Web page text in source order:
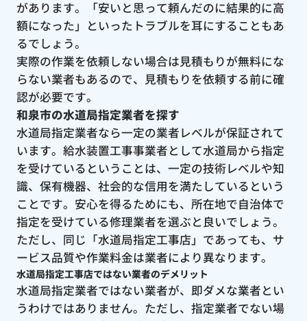
があります。「安いと思って頼んだのに結果的に高
額になった」といったトラブルを耳にすることもあ
るでしょう。
実際の作業を依頼しない場合は見積もりが無料にな
らない業者もあるので、見積もりを依頼する前に確
認が必要です。
和泉市の水道局指定業者を探す
水道局指定業者なら一定の業者レベルが保証されて
います。給水装置工事事業者として水道局から指定
を受けているということは、一定の技術レベルや知
識、保有機器、社会的な信用を満たしているという
ことです。安心を得るためにも、所在地で自治体で
指定を受けている修理業者を選ぶと良いでしょう。
ただし、同じ「水道局指定工事店」であっても、サ
ービス品質や作業料金は業者により異なります。
水道局指定工事店ではない業者のデメリット
水道局指定業者ではない業者が、即ダメな業者とい
うわけではありません。ただし、指定業者でない場